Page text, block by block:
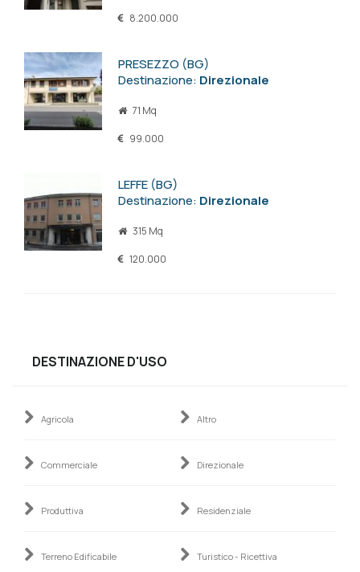
8.200.000
PRESEZZO (BG)
Destinazione: Direzionale
71 Mq
99.000
LEFFE (BG)
Destinazione: Direzionale
315 Mq
120.000
DESTINAZIONE D'USO
Agricola Altro
Commerciale Direzionale
Produttiva Residenziale
Terreno Edificabile Turistico - Ricettiva